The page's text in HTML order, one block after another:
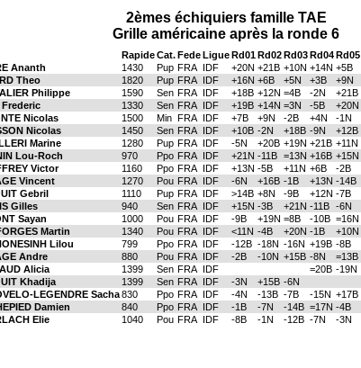
2èmes échiquiers famille TAE
Grille américaine après la ronde 6
Rapide Cat. Fede Ligue Rd01 Rd02 Rd03 Rd04 Rd05
Ananth 1430 Pup FRA IDF +20N +21B +10N +14N +5B
Theo 1820 Pup FRA IDF +16N +6B +5N +3B +9N
Philippe 1590 Sen FRA IDF +18B +12N =4B -2N +21B
Frederic 1330 Sen FRA IDF +19B +14N =3N -5B +20N
Nicolas 1500 Min FRA IDF +7B +9N -2B +4N -1N
Nicolas 1450 Sen FRA IDF +10B -2N +18B -9N +12B
Marine 1280 Pup FRA IDF -5N +20B +19N +21B +11N
Lou-Roch 970 Ppo FRA IDF +21N -11B =13N +16B +15N
Victor 1160 Ppo FRA IDF +13N -5B +11N +6B -2B
Vincent 1270 Pou FRA IDF -6N +16B -1B +13N -14B
Gebril 1110 Pup FRA IDF >14B +8N -9B +12N -7B
Gilles 940 Sen FRA IDF +15N -3B +21N -11B -6N
Sayan 1000 Pou FRA IDF -9B +19N =8B -10B =16N
Martin 1340 Pou FRA IDF <11N -4B +20N -1B +10N
Lilou 799 Ppo FRA IDF -12B -18N -16N +19B -8B
Andre 880 Pou FRA IDF -2B -10N +15B -8N =13B
Alicia 1399 Sen FRA IDF =20B -19N
Khadija 1399 Sen FRA IDF -3N +15B -6N
LEGENDRE Sacha 830 Ppo FRA IDF -4N -13B -7B -15N +17B
Damien 840 Ppo FRA IDF -1B -7N -14B =17N -4B
Elie 1040 Pou FRA IDF -8B -1N -12B -7N -3N